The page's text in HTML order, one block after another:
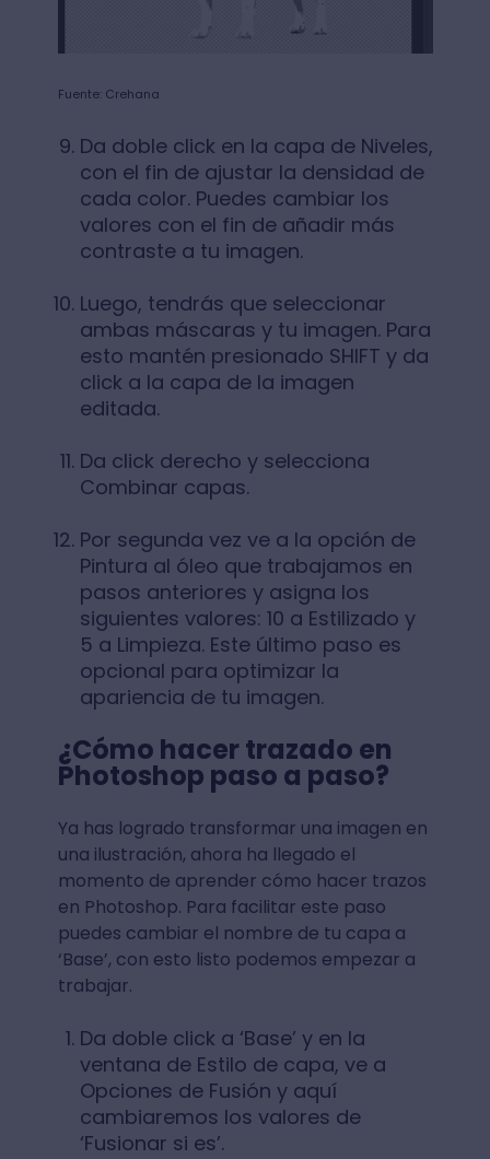
Fuente: Crehana
Da doble click en la capa de Niveles,
con el fin de ajustar la densidad de
cada color. Puedes cambiar los
valores con el fin de añadir más
contraste a tu imagen.
Luego, tendrás que seleccionar
ambas máscaras y tu imagen. Para
esto mantén presionado SHIFT y da
click a la capa de la imagen
editada.
Da click derecho y selecciona
Combinar capas.
Por segunda vez ve a la opción de
Pintura al óleo que trabajamos en
pasos anteriores y asigna los
siguientes valores: 10 a Estilizado y
5 a Limpieza. Este último paso es
opcional para optimizar la
apariencia de tu imagen.
¿Cómo hacer trazado en
Photoshop paso a paso?
Ya has logrado transformar una imagen en
una ilustración, ahora ha llegado el
momento de aprender cómo hacer trazos
en Photoshop. Para facilitar este paso
puedes cambiar el nombre de tu capa a
‘Base’, con esto listo podemos empezar a
trabajar.
Da doble click a ‘Base’ y en la
ventana de Estilo de capa, ve a
Opciones de Fusión y aquí
cambiaremos los valores de
‘Fusionar si es’.